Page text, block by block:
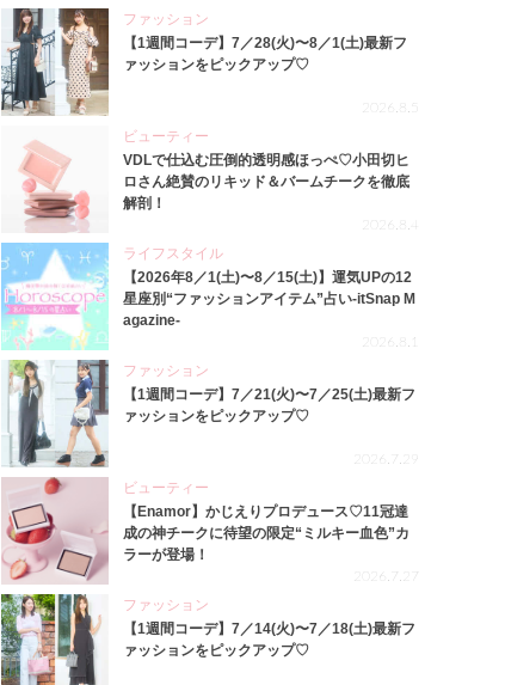
ファッション
【1週間コーデ】7／28(火)〜8／1(土)最新フ
ァッションをピックアップ♡
2026.8.5
ビューティー
VDLで仕込む圧倒的透明感ほっぺ♡小田切ヒ
ロさん絶賛のリキッド＆バームチークを徹底
解剖！
2026.8.4
ライフスタイル
【2026年8／1(土)〜8／15(土)】運気UPの12
星座別“ファッションアイテム”占い-itSnap M
agazine-
2026.8.1
ファッション
【1週間コーデ】7／21(火)〜7／25(土)最新フ
ァッションをピックアップ♡
2026.7.29
ビューティー
【Enamor】かじえりプロデュース♡11冠達
成の神チークに待望の限定“ミルキー血色”カ
ラーが登場！
2026.7.27
ファッション
【1週間コーデ】7／14(火)〜7／18(土)最新フ
ァッションをピックアップ♡